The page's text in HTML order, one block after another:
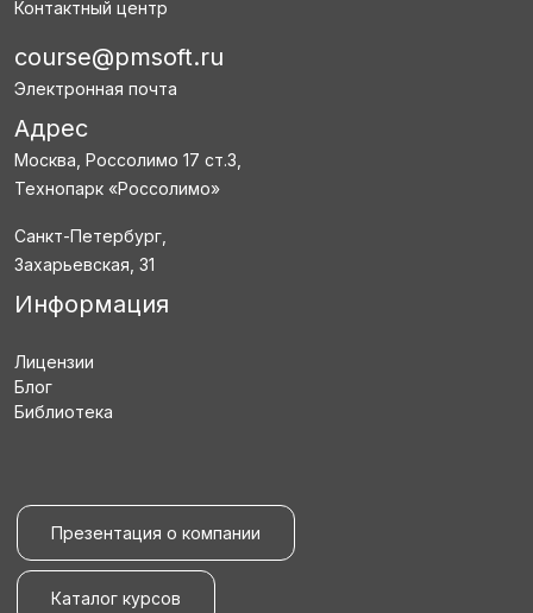
Контактный центр
course@pmsoft.ru
Электронная почта
Адрес
Москва, Россолимо 17 ст.3,
Технопарк «Россолимо»
Санкт-Петербург,
Захарьевская, 31
Информация
Лицензии
Блог
Библиотека
Презентация о компании
Каталог курсов